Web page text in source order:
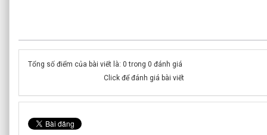
Tổng số điểm của bài viết là: 0 trong 0 đánh giá
Click để đánh giá bài viết